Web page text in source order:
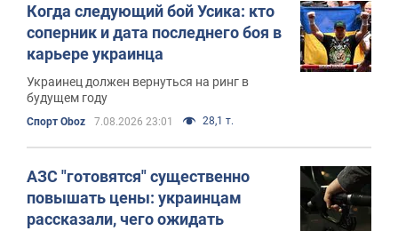
Когда следующий бой Усика: кто
соперник и дата последнего боя в
карьере украинца
Украинец должен вернуться на ринг в
будущем году
Спорт Oboz 7.08.2026 23:01 28,1 т.
АЗС "готовятся" существенно
повышать цены: украинцам
рассказали, чего ожидать